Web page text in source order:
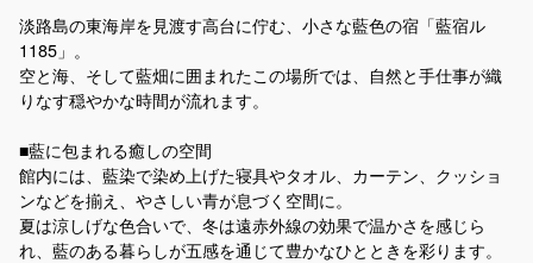
淡路島の東海岸を見渡す高台に佇む、小さな藍色の宿「藍宿ル
1185」。
空と海、そして藍畑に囲まれたこの場所では、自然と手仕事が織
りなす穏やかな時間が流れます。
■藍に包まれる癒しの空間
館内には、藍染で染め上げた寝具やタオル、カーテン、クッショ
ンなどを揃え、やさしい青が息づく空間に。
夏は涼しげな色合いで、冬は遠赤外線の効果で温かさを感じら
れ、藍のある暮らしが五感を通じて豊かなひとときを彩ります。